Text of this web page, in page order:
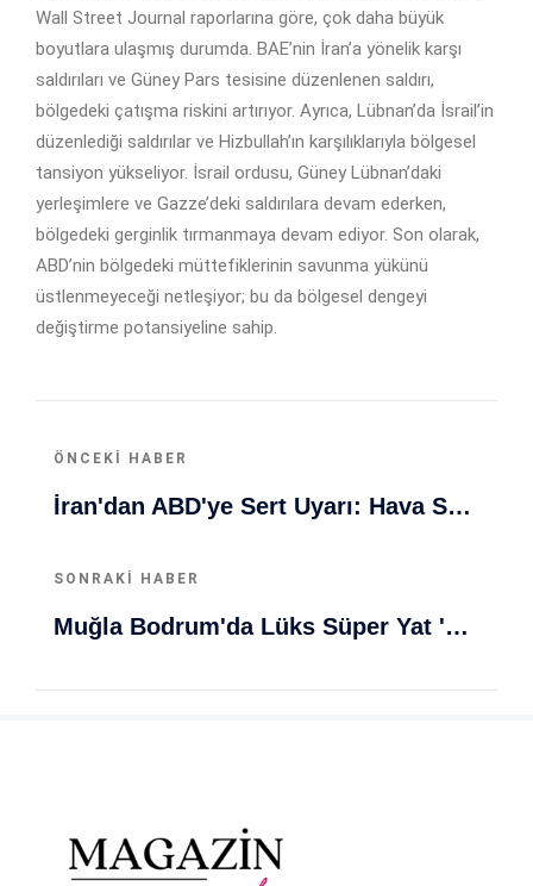
Wall Street Journal raporlarına göre, çok daha büyük
boyutlara ulaşmış durumda. BAE’nin İran’a yönelik karşı
saldırıları ve Güney Pars tesisine düzenlenen saldırı,
bölgedeki çatışma riskini artırıyor. Ayrıca, Lübnan’da İsrail’in
düzenlediği saldırılar ve Hizbullah’ın karşılıklarıyla bölgesel
tansiyon yükseliyor. İsrail ordusu, Güney Lübnan’daki
yerleşimlere ve Gazze’deki saldırılara devam ederken,
bölgedeki gerginlik tırmanmaya devam ediyor. Son olarak,
ABD’nin bölgedeki müttefiklerinin savunma yükünü
üstlenmeyeceği netleşiyor; bu da bölgesel dengeyi
değiştirme potansiyeline sahip.
ÖNCEKI HABER
İran'dan ABD'ye Sert Uyarı: Hava Sahası İhlalinde Geri Dönüş Yok
SONRAKI HABER
Muğla Bodrum'da Lüks Süper Yat 'Golden Odyssey' Demirledi